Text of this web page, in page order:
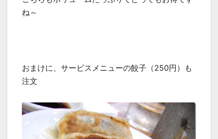
ね～
おまけに、サービスメニューの餃子（250円）も
注文